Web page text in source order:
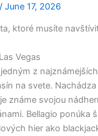
/June 17, 2026
ktoré musíte
Vegas
z
na svete.
známe svojou
Bellagio ponúka
hier ako